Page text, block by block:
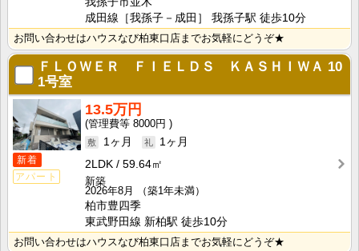
成田線［我孫子－成田］ 我孫子駅 徒歩10分
お問い合わせはハウスなび柏東口店までお気軽にどうぞ★
ＦＬＯＷＥＲ ＦＩＥＬＤＳ ＫＡＳＨＩＷＡ 10
1号室
新着
アパート
13.5万円
8000円
1ヶ月
1ヶ月
2LDK
59.64㎡
新築
2026年8月
（築1年未満）
柏市豊四季
東武野田線 新柏駅 徒歩10分
お問い合わせはハウスなび柏東口店までお気軽にどうぞ★